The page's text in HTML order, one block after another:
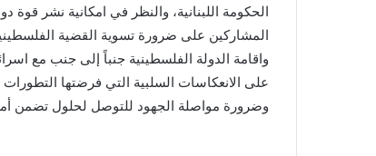
الحكومة اللبنانية، والنظر في امكانية نشر قوة
المشاركين على ضرورة تسوية القضية
واقامة الدولة الفلسطينية جنباً إلى جنب مع
على الانعكاسات السلبية التي فرضتها
وضرورة مواصلة الجهود للتوصل لحلول تضمن